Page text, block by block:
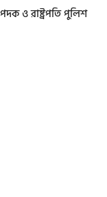
ও রাষ্ট্রপতি পুলিশ